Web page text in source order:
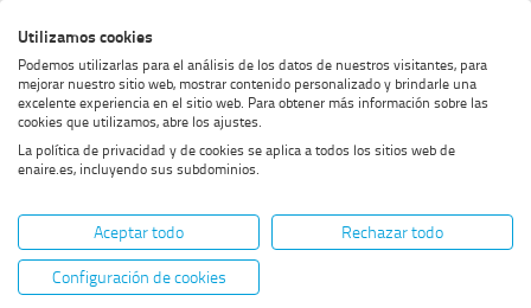
al
menú
al
contenido
al
footer
alto
contraste
Home MOSTRAR OPCIONES DEL CAMINO DE MIGAS
ENAIRE y SkyGrid firman un
memorando de entendimiento
(MoU) para impulsar el U-space
y la Movilidad Aérea Innovadora
ENAIRE y SkyGrid
firman un
Utilizamos cookies
Podemos utilizarlas para el análisis de los datos de nuestros visitantes, para
mejorar nuestro sitio web, mostrar contenido personalizado y brindarle una
excelente experiencia en el sitio web. Para obtener más información sobre las
cookies que utilizamos, abre los ajustes.
La política de privacidad y de cookies se aplica a todos los sitios web de
enaire.es, incluyendo sus subdominios.
Aceptar todo
Rechazar todo
Configuración de cookies